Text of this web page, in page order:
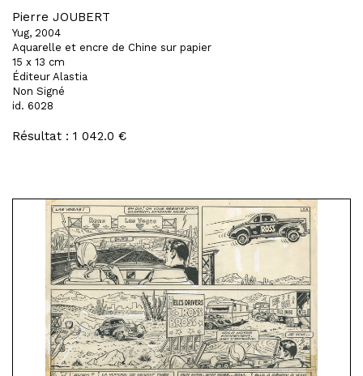
Pierre JOUBERT
Yug, 2004
Aquarelle et encre de Chine sur papier
15 x 13 cm
Éditeur Alastia
Non Signé
id. 6028
Résultat : 1 042.0 €